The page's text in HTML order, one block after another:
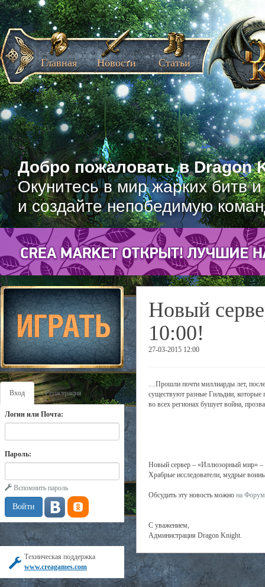
Добро пожаловать в Dragon
Окунитесь в мир жарких битв
и создайте непобедимую
Главная Новости Статьи
Вход Регистрация
Логин или Почта:
Пароль:
Вспомнить пароль
Техническая поддержка
www.creagames.com
Новый
10:00!
27-03-2015 12:00
…Прошли почти миллиарды лет, после
существуют разные Гильдии, которые
во всех регионах бушует война,
Новый сервер – «Иллюзорный мир» –
Храбрые исследователи, мудрые
Обсудить эту новость можно на
С уважением,
Администрация Dragon Knight.